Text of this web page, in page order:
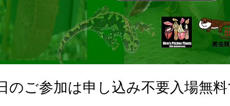
のご参加は申し込み不要入場無